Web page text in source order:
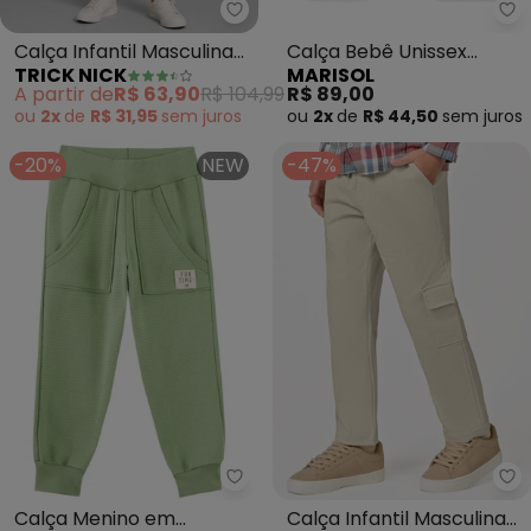
Trick Nick - Calça Infantil
Calça Infantil Masculina
(Azul)
TRICK NICK
A partir deR$ 63,90R$ 104,99
ou 2x de R$ 31,95 sem juros
Calça Bebê Unissex
Match (Verde)
MARISOL
R$ 89,00
ou 2x de R$ 44,50 sem juros
-20% NEW
Marlan - Calça Menino em
Calça Menino em
-47%
Calça Infantil Masculina